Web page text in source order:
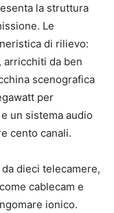
la struttura
Le
di rilievo:
arricchiti da ben
scenografica
per
un sistema audio
cento canali.
dieci telecamere,
cablecam e
ionico.